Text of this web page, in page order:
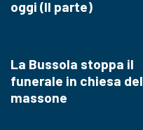
oggi (II parte)
La Bussola stoppa il
funerale in chiesa del
massone